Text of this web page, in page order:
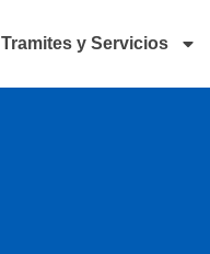
Tramites y Servicios